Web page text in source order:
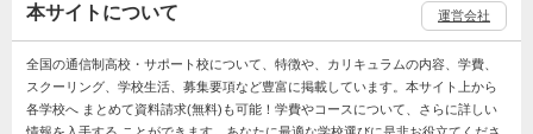
本サイトについて 運営会社
全国の通信制高校・サポート校について、特徴や、カリキュラムの内容、学費、
スクーリング、学校生活、募集要項など豊富に掲載しています。本サイト上から
各学校へ まとめて資料請求(無料)も可能！学費やコースについて、さらに詳しい